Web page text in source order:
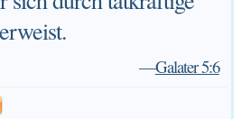
—Galater 5:6